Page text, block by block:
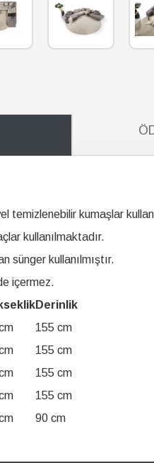
temizlenebilir kumaşlar
kullanılmaktadır.
sünger kullanılmıştır.
içermez.
Derinlik
155 cm
155 cm
155 cm
155 cm
90 cm